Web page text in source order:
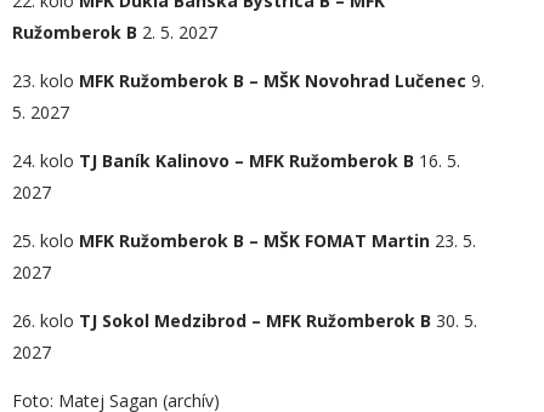
Ružomberok B 2. 5. 2027
23. kolo MFK Ružomberok B – MŠK Novohrad Lučenec 9.
5. 2027
24. kolo TJ Baník Kalinovo – MFK Ružomberok B 16. 5.
2027
25. kolo MFK Ružomberok B – MŠK FOMAT Martin 23. 5.
2027
26. kolo TJ Sokol Medzibrod – MFK Ružomberok B 30. 5.
2027
Foto: Matej Sagan (archív)